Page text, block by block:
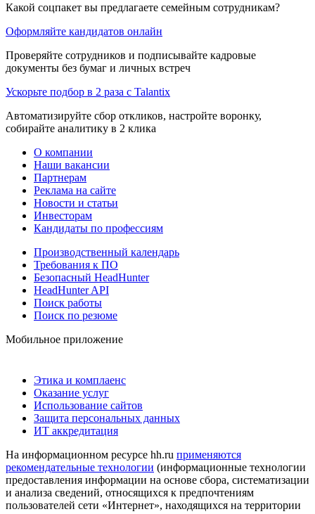
Какой соцпакет вы предлагаете семейным сотрудникам?
Оформляйте кандидатов онлайн
Проверяйте сотрудников и подписывайте кадровые
документы без бумаг и личных встреч
Ускорьте подбор в 2 раза с Talantix
Автоматизируйте сбор откликов, настройте воронку,
собирайте аналитику в 2 клика
О компании
Наши вакансии
Партнерам
Реклама на сайте
Новости и статьи
Инвесторам
Кандидаты по профессиям
Производственный календарь
Требования к ПО
Безопасный HeadHunter
HeadHunter API
Поиск работы
Поиск по резюме
Мобильное приложение
Этика и комплаенс
Оказание услуг
Использование сайтов
Защита персональных данных
ИТ аккредитация
На информационном ресурсе hh.ru применяются
рекомендательные технологии (информационные технологии
предоставления информации на основе сбора, систематизации
и анализа сведений, относящихся к предпочтениям
пользователей сети «Интернет», находящихся на территории